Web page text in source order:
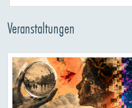
Veranstaltungen